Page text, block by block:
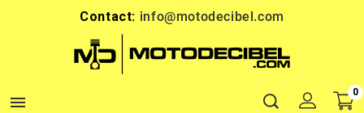
Contact: info@motodecibel.com

0